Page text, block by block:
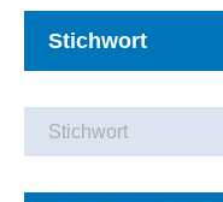
Stichwort